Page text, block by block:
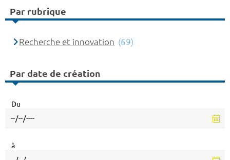
Par rubrique
Recherche et innovation (69)
Par date de création
Du
à